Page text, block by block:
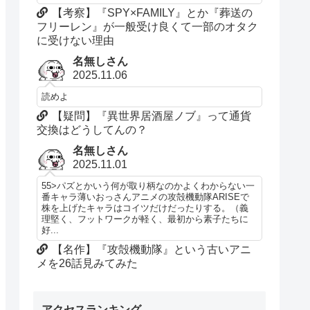
【考察】『SPY×FAMILY』とか『葬送の
フリーレン』が一般受け良くて一部のオタク
に受けない理由
名無しさん
2025.11.06
読めよ
【疑問】『異世界居酒屋ノブ』って通貨
交換はどうしてんの？
名無しさん
2025.11.01
55>パズとかいう何が取り柄なのかよくわからない一
番キャラ薄いおっさんアニメの攻殻機動隊ARISEで
株を上げたキャラはコイツだけだったりする。（義
理堅く、フットワークが軽く、最初から素子たちに
好...
【名作】『攻殻機動隊』という古いアニ
メを26話見みてみた